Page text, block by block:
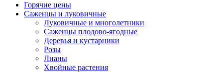
Горячие цены
Саженцы и луковичные
Луковичные и многолетники
Саженцы плодово-ягодные
Деревья и кустарники
Розы
Лианы
Хвойные растения